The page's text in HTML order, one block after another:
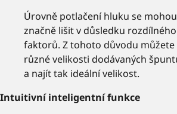
Úrovně potlačení hluku se
značně lišit v důsledku
faktorů. Z tohoto důvodu můžete
různé velikosti dodávaných
a najít tak ideální velikost.
Intuitivní inteligentní funkce